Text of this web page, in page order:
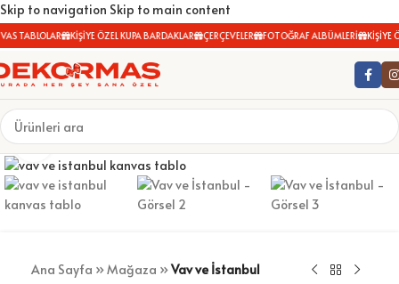
Skip to navigation Skip to main content
TABLOLAR KİŞİYE ÖZEL KUPA BARDAKLAR ÇERÇEVELER FOTOĞRAF ALBÜMLERİ KİŞİYE
Büyütmek için tıklayın
Ana Sayfa »Mağaza »Vav ve İstanbul